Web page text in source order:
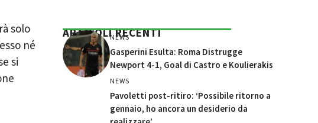
solo
né
si
ARTICOLI RECENTI
NEWS
Gasperini Esulta: Roma Distrugge
Newport 4-1, Goal di Castro e Koulierakis
NEWS
Pavoletti post-ritiro: ‘Possibile ritorno a
gennaio, ho ancora un desiderio da